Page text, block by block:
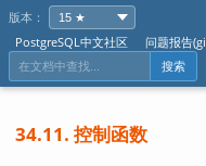
版本：
PostgreSQL中文社区
问题报告
搜索
34.11. 控制函数